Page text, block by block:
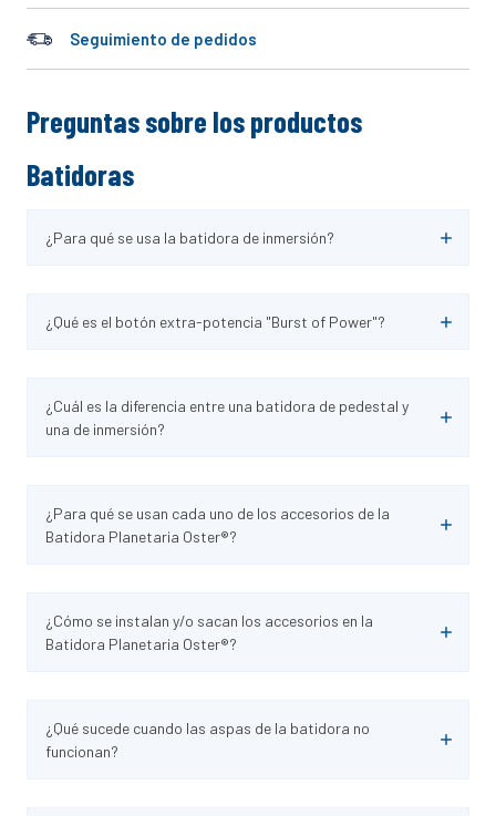
Seguimiento de pedidos
Preguntas sobre los productos
Batidoras
¿Para qué se usa la batidora de inmersión?
¿Qué es el botón extra-potencia "Burst of Power"?
¿Cuál es la diferencia entre una batidora de pedestal y
una de inmersión?
¿Para qué se usan cada uno de los accesorios de la
Batidora Planetaria Oster®?
¿Cómo se instalan y/o sacan los accesorios en la
Batidora Planetaria Oster®?
¿Qué sucede cuando las aspas de la batidora no
funcionan?